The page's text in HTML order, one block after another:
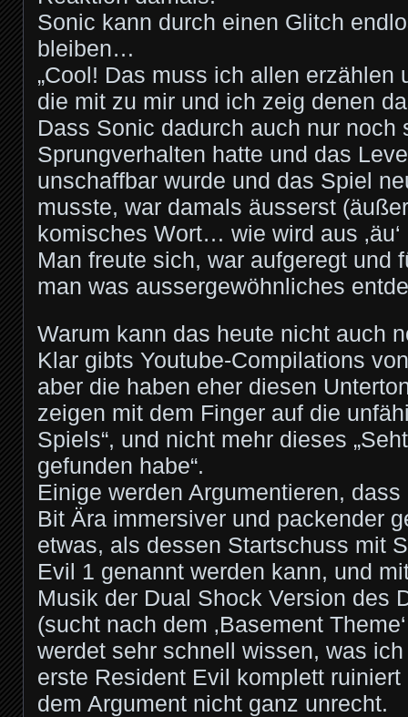
Sonic kann durch einen Glitch
bleiben…
„Cool! Das muss ich allen erzählen
die mit zu mir und ich zeig denen
Dass Sonic dadurch auch nur noch
Sprungverhalten hatte und das
unschaffbar wurde und das Spiel
musste, war damals äusserst
komisches Wort… wie wird aus ‚äu‘
Man freute sich, war aufgeregt und
man was aussergewöhnliches
Warum kann das heute nicht auch
Klar gibts Youtube-Compilations
aber die haben eher diesen
zeigen mit dem Finger auf die
Spiels“, und nicht mehr dieses
gefunden habe“.
Einige werden Argumentieren,
Bit Ära immersiver und packender
etwas, als dessen Startschuss mit
Evil 1 genannt werden kann, und
Musik der Dual Shock Version des
(sucht nach dem ‚Basement
werdet sehr schnell wissen, was
erste Resident Evil komplett
dem Argument nicht ganz unrecht.